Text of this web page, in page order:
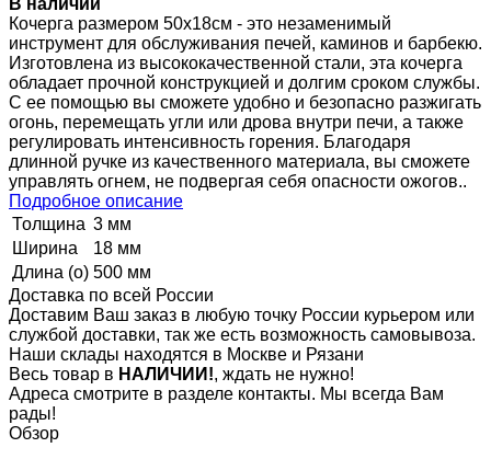
Кочерга размером 50х18см - это незаменимый
инструмент для обслуживания печей, каминов и барбекю.
Изготовлена из высококачественной стали, эта кочерга
обладает прочной конструкцией и долгим сроком службы.
С ее помощью вы сможете удобно и безопасно разжигать
огонь, перемещать угли или дрова внутри печи, а также
регулировать интенсивность горения. Благодаря
длинной ручке из качественного материала, вы сможете
управлять огнем, не подвергая себя опасности ожогов..
Подробное описание
Толщина 3 мм
Ширина
18 мм
Длина (о) 500 мм
Доставка по всей России
Доставим Ваш заказ в любую точку России курьером или
службой доставки, так же есть возможность самовывоза.
Наши склады находятся в Москве и Рязани
Весь товар в НАЛИЧИИ!, ждать не нужно!
Адреса смотрите в разделе контакты. Мы всегда Вам
рады!
Обзор